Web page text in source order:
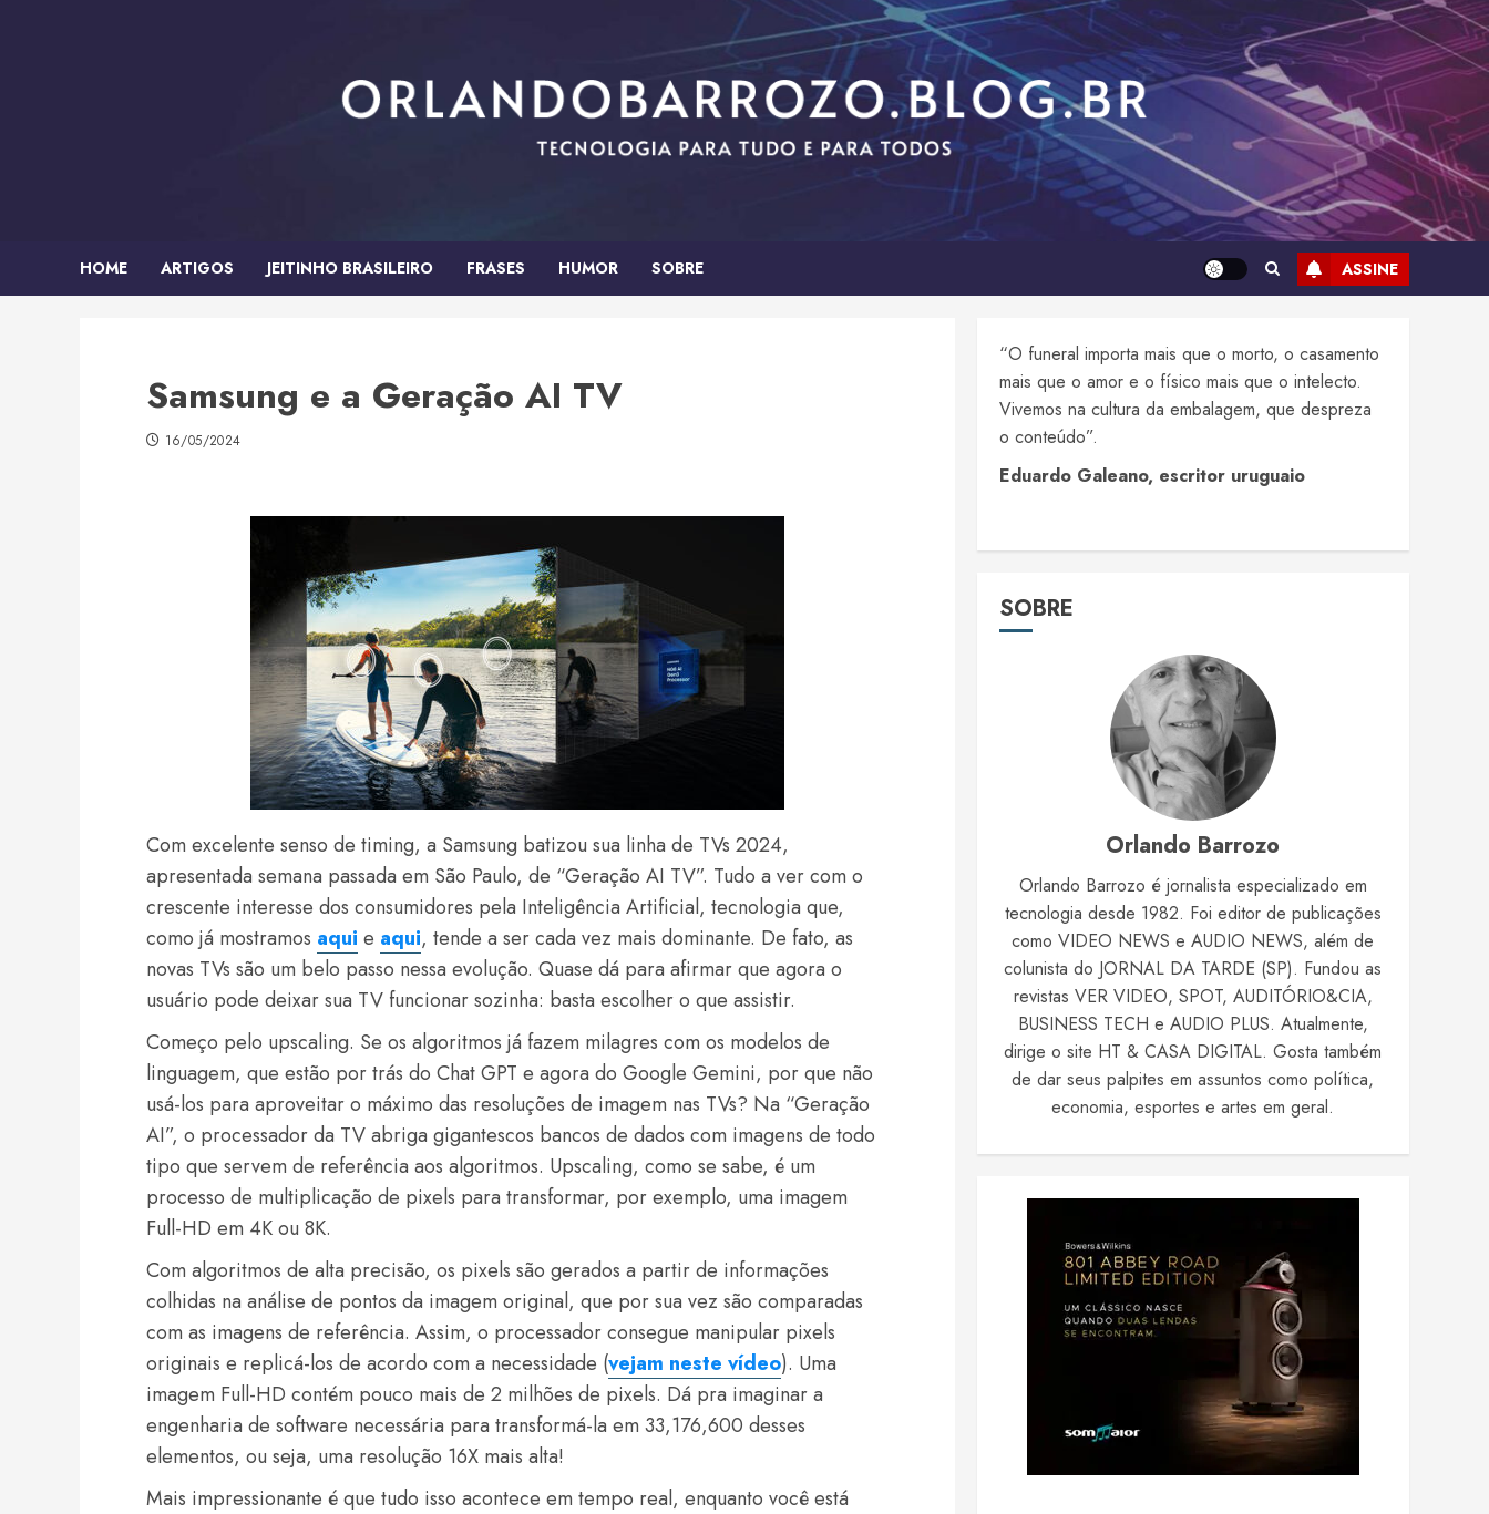
HOME ARTIGOS JEITINHO BRASILEIRO FRASES HUMOR SOBRE ASSINE
Samsung e a Geração AI TV
16/05/2024
Com excelente senso de timing, a Samsung batizou sua linha de TVs 2024,
apresentada semana passada em São Paulo, de “Geração AI TV”. Tudo a ver com o
crescente interesse dos consumidores pela Inteligência Artificial, tecnologia que,
como já mostramos aqui e aqui, tende a ser cada vez mais dominante. De fato, as
novas TVs são um belo passo nessa evolução. Quase dá para afirmar que agora o
usuário pode deixar sua TV funcionar sozinha: basta escolher o que assistir.
Começo pelo upscaling. Se os algoritmos já fazem milagres com os modelos de
linguagem, que estão por trás do Chat GPT e agora do Google Gemini, por que não
usá-los para aproveitar o máximo das resoluções de imagem nas TVs? Na “Geração
AI”, o processador da TV abriga gigantescos bancos de dados com imagens de todo
tipo que servem de referência aos algoritmos. Upscaling, como se sabe, é um
processo de multiplicação de pixels para transformar, por exemplo, uma imagem
Full-HD em 4K ou 8K.
Com algoritmos de alta precisão, os pixels são gerados a partir de informações
colhidas na análise de pontos da imagem original, que por sua vez são comparadas
com as imagens de referência. Assim, o processador consegue manipular pixels
originais e replicá-los de acordo com a necessidade (vejam neste vídeo). Uma
imagem Full-HD contém pouco mais de 2 milhões de pixels. Dá pra imaginar a
engenharia de software necessária para transformá-la em 33,176,600 desses
elementos, ou seja, uma resolução 16X mais alta!
Mais impressionante é que tudo isso acontece em tempo real, enquanto você está
“O funeral importa mais que o morto, o casamento
mais que o amor e o físico mais que o intelecto.
Vivemos na cultura da embalagem, que despreza
o conteúdo”.
Eduardo Galeano, escritor uruguaio
SOBRE
Orlando Barrozo
Orlando Barrozo é jornalista especializado em
tecnologia desde 1982. Foi editor de publicações
como VIDEO NEWS e AUDIO NEWS, além de
colunista do JORNAL DA TARDE (SP). Fundou as
revistas VER VIDEO, SPOT, AUDITÓRIO&CIA,
BUSINESS TECH e AUDIO PLUS. Atualmente,
dirige o site HT & CASA DIGITAL. Gosta também
de dar seus palpites em assuntos como política,
economia, esportes e artes em geral.